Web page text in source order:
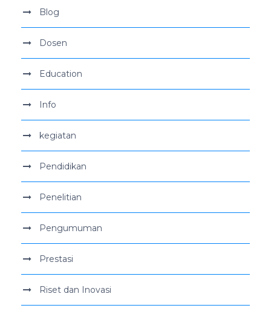
Blog
Dosen
Education
Info
kegiatan
Pendidikan
Penelitian
Pengumuman
Prestasi
Riset dan Inovasi